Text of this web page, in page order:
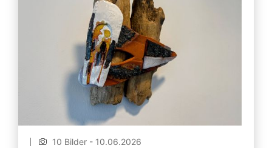
10 Bilder - 10.06.2026